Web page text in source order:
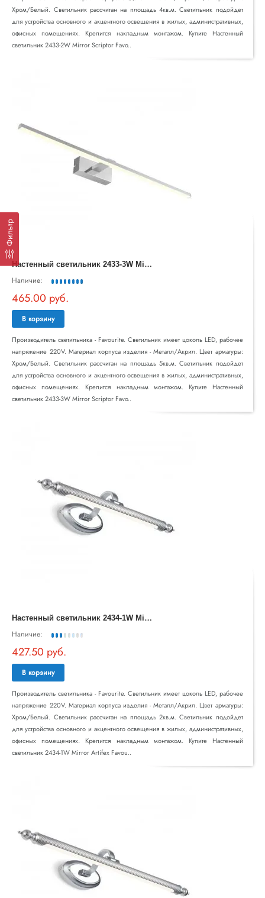
Фильтр
Хром/Белый. Светильник рассчитан на площадь 4кв.м. Светильник подойдет
для устройства основного и акцентного освещения в жилых, административных,
офисных помещениях. Крепится накладным монтажом. Купите Настенный
светильник 2433-2W Mirror Scriptor Favo..
Н
астенный светильник 2433-3W Mirror Scriptor Favourite
Наличие:
465.00 руб.
В корзину
Производитель светильника - Favourite. Светильник имеет цоколь LED, рабочее
напряжение 220V. Материал корпуса изделия - Металл/Акрил. Цвет арматуры:
Хром/Белый. Светильник рассчитан на площадь 5кв.м. Светильник подойдет
для устройства основного и акцентного освещения в жилых, административных,
офисных помещениях. Крепится накладным монтажом. Купите Настенный
светильник 2433-3W Mirror Scriptor Favo..
Н
астенный светильник 2434-1W Mirror Artifex Favourite
Наличие:
427.50 руб.
В корзину
Производитель светильника - Favourite. Светильник имеет цоколь LED, рабочее
напряжение 220V. Материал корпуса изделия - Металл/Акрил. Цвет арматуры:
Хром/Белый. Светильник рассчитан на площадь 2кв.м. Светильник подойдет
для устройства основного и акцентного освещения в жилых, административных,
офисных помещениях. Крепится накладным монтажом. Купите Настенный
светильник 2434-1W Mirror Artifex Favou..